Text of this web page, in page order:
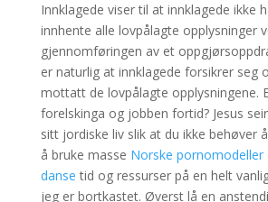
Innklagede viser til at innklagede ikke
innhente alle lovpålagte opplysninger
gjennomføringen av et
er naturlig at innklagede forsikrer seg
mottatt de lovpålagte opplysningene.
forelskinga og jobben fortid? Jesus
sitt jordiske liv slik at du ikke behøver
å bruke masse Norske pornomodeller
danse tid og ressurser på en helt
jeg er bortkastet. Øverst lå en